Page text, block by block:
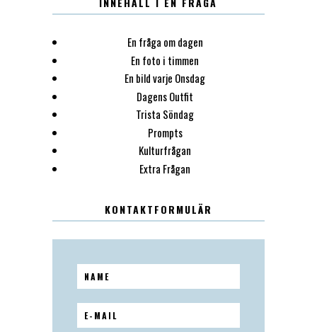
En fråga om dagen
En foto i timmen
En bild varje Onsdag
Dagens Outfit
Trista Söndag
Prompts
Kulturfrågan
Extra Frågan
KONTAKTFORMULÄR